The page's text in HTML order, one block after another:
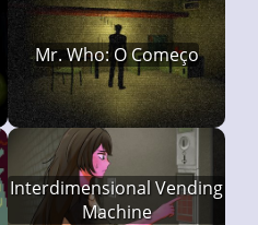
Mr. Who: O Começo
Interdimensional Vending
Machine